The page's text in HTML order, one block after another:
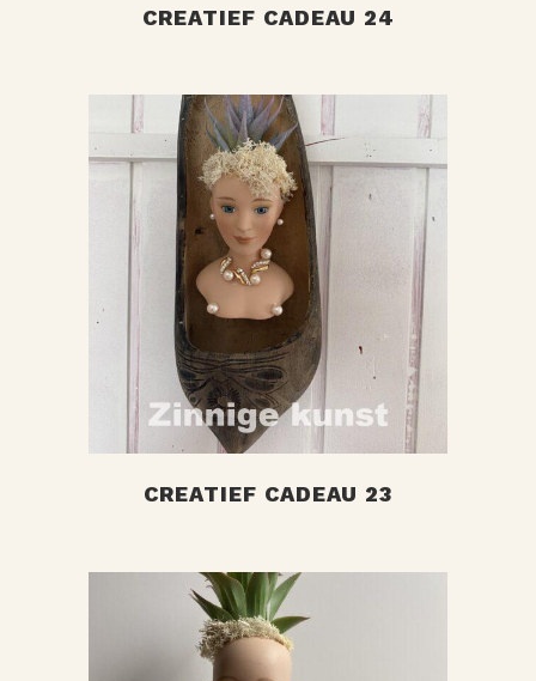
CREATIEF CADEAU 24
+
CREATIEF CADEAU 23